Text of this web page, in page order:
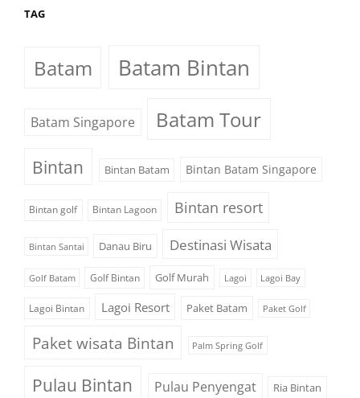
TAG
Batam Batam Bintan
Batam Singapore Batam Tour
Bintan Bintan Batam Bintan Batam Singapore
Bintan golf Bintan Lagoon Bintan resort
Bintan Santai Danau Biru Destinasi Wisata
Golf Batam Golf Bintan Golf Murah Lagoi Lagoi Bay
Lagoi Bintan Lagoi Resort Paket Batam Paket Golf
Paket wisata Bintan Palm Spring Golf
Pulau Bintan Pulau Penyengat Ria Bintan